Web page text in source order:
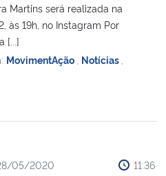
Martins será realizada na
às 19h, no Instagram Por
[...]
MovimentAção Notícias
05/2020 11:36